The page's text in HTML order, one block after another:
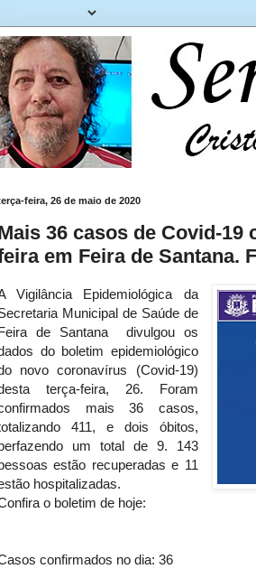
feira, 26 de maio de 2020
36 casos de Covid-
em Feira de Santana.
Vigilância Epidemiológica da
Municipal de Saúde de
de Santana divulgou os
do boletim epidemiológico
novo coronavírus (Covid-19)
terça-feira, 26. Foram
mais 36 casos,
411, e dois óbitos,
um total de 9. 143
estão recuperadas e 11
hospitalizadas.
o boletim de hoje:
confirmados no dia: 36